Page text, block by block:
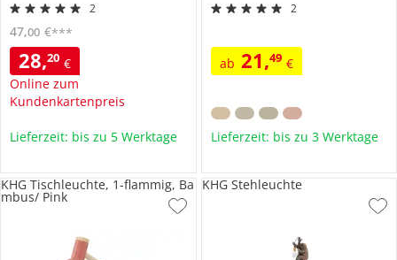
2
28,20 €
Online zum
Kundenkartenpreis
47,00 €***
Lieferzeit: bis zu 5 Werktage
2
ab 21,49 €
Lieferzeit: bis zu 3 Werktage
KHG Tischleuchte, 1-flammig, Ba
mbus/ Pink
KHG Stehleuchte